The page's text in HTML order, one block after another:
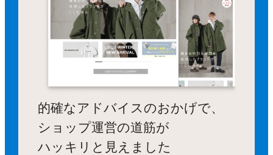
的確なアドバイスのおかげで、
ショップ運営の道筋が
ハッキリと見えました